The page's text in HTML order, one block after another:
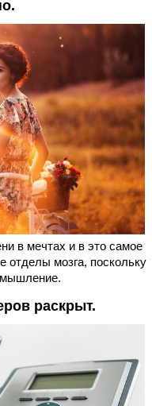
в мечтах и в это самое
отделы мозга, поскольку
мышление.
раскрыт.